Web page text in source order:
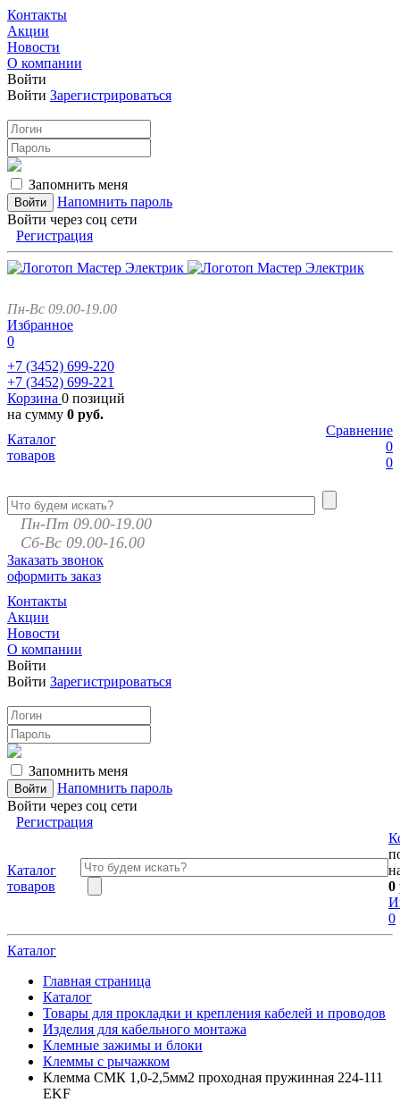
Контакты
Акции
Новости
О компании
Войти
Войти Зарегистрироваться
Запомнить меня
Напомнить пароль
Войти через соц сети
Регистрация
Пн-Вс 09.00-19.00
Избранное
0
+7 (3452) 699-220
+7 (3452) 699-221
Корзина 0 позиций
на сумму 0 руб.
Сравнение
0
0
Каталог
товаров
Пн-Пт 09.00-19.00
Сб-Вс 09.00-16.00
Заказать звонок
оформить заказ
Контакты
Акции
Новости
О компании
Войти
Войти Зарегистрироваться
Запомнить меня
Напомнить пароль
Войти через соц сети
Регистрация
Каталог
товаров
0
0
Каталог
Главная страница
Каталог
Товары для прокладки и крепления кабелей и проводов
Изделия для кабельного монтажа
Клемные зажимы и блоки
Клеммы с рычажком
Клемма СМК 1,0-2,5мм2 проходная пружинная 224-111
EKF